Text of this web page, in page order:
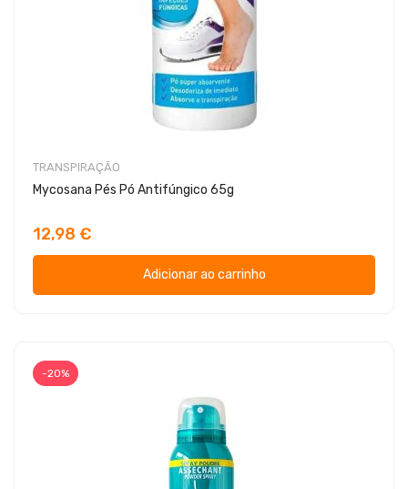
TRANSPIRAÇÃO
Mycosana Pés Pó Antifúngico 65g
12,98 €
Adicionar ao carrinho
-20%